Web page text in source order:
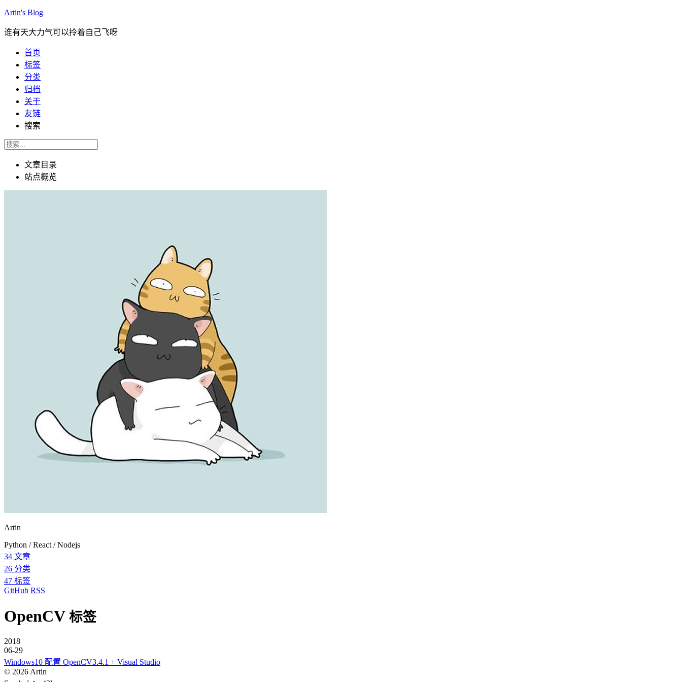
Artin's Blog
谁有天大力气可以拎着自己飞呀
首页
标签
分类
归档
关于
友链
搜索
文章目录
站点概览
Artin
Python / React / Nodejs
34 文章
26 分类
47 标签
GitHub RSS
OpenCV 标签
2018
06-29
Windows10 配置 OpenCV3.4.1 + Visual Studio
© 2026 Artin